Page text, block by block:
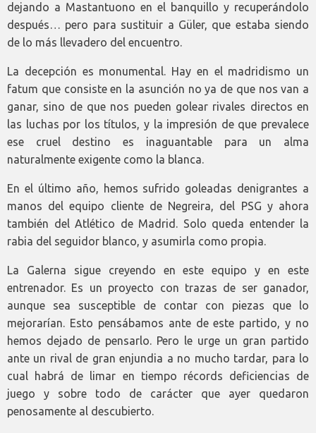
dejando a Mastantuono en el banquillo y recuperándolo
después… pero para sustituir a Güler, que estaba siendo
de lo más llevadero del encuentro.
La decepción es monumental. Hay en el madridismo un
fatum que consiste en la asunción no ya de que nos van a
ganar, sino de que nos pueden golear rivales directos en
las luchas por los títulos, y la impresión de que prevalece
ese cruel destino es inaguantable para un alma
naturalmente exigente como la blanca.
En el último año, hemos sufrido goleadas denigrantes a
manos del equipo cliente de Negreira, del PSG y ahora
también del Atlético de Madrid. Solo queda entender la
rabia del seguidor blanco, y asumirla como propia.
La Galerna sigue creyendo en este equipo y en este
entrenador. Es un proyecto con trazas de ser ganador,
aunque sea susceptible de contar con piezas que lo
mejorarían. Esto pensábamos ante de este partido, y no
hemos dejado de pensarlo. Pero le urge un gran partido
ante un rival de gran enjundia a no mucho tardar, para lo
cual habrá de limar en tiempo récords deficiencias de
juego y sobre todo de carácter que ayer quedaron
penosamente al descubierto.